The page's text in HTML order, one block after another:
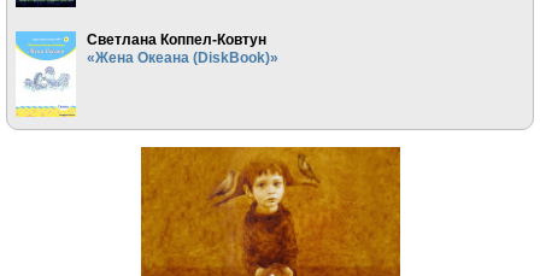
Светлана Коппел-Ковтун
«Жена Океана (DiskBook)»